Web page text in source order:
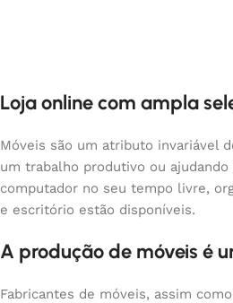
Loja online com ampla
Móveis são um atributo invariável
um trabalho produtivo ou
computador no seu tempo livre,
e escritório estão disponíveis.
A produção de móveis é
Fabricantes de móveis, assim